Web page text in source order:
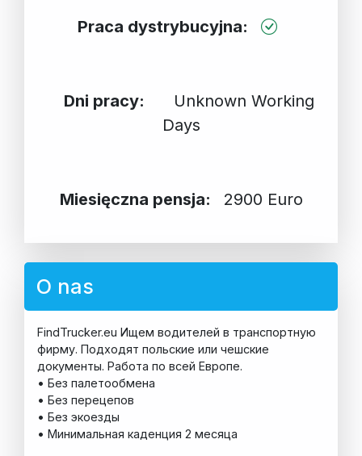
Praca dystrybucyjna:
Dni pracy:
Unknown Working
Days
Miesięczna pensja: 2900 Euro
O nas
FindTrucker.eu Ищем водителей в транспортную
фирму. Подходят польские или чешские
документы. Работа по всей Европе.
• Без палетообмена
• Без перецепов
• Без экоезды
• Минимальная каденция 2 месяца